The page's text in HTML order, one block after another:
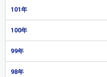
101年
100年
99年
98年